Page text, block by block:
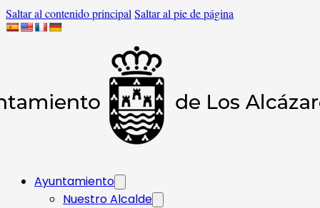
Saltar al contenido principal Saltar al pie de página
Ayuntamiento
Nuestro Alcalde